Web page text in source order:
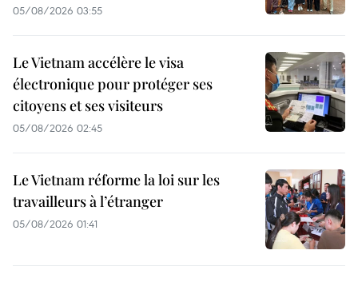
05/08/2026 03:55
Le Vietnam accélère le visa
électronique pour protéger ses
citoyens et ses visiteurs
05/08/2026 02:45
Le Vietnam réforme la loi sur les
travailleurs à l’étranger
05/08/2026 01:41